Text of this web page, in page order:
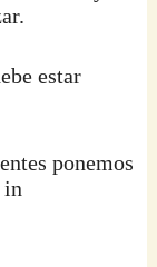
estar
ponemos
in